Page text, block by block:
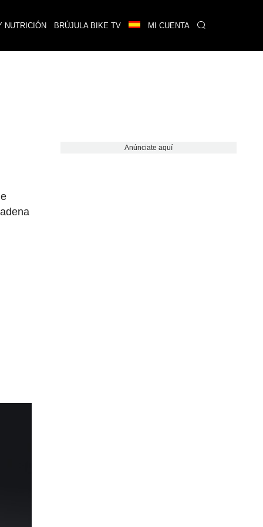
NUTRICIÓN BRÚJULA BIKE TV MI CUENTA
Anúnciate aquí